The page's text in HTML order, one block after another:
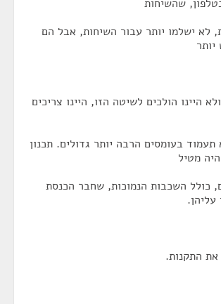
שהשיחות
לא ישלמו יותר עבור השיחות, אבל הם
היינו הולכים לשיטה הזו, היינו צריכים
בעומסים הרבה יותר גדולים. תכנון
מטיל
כולל השכבות הנמוכות, שחבר הכנסת
את התקנות.